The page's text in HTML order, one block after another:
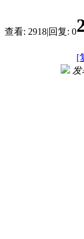
查看: 2918|回复: 0
[
发